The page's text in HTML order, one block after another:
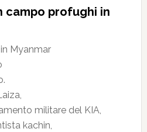
campo profughi in
Myanmar
militare del KIA,
kachin,